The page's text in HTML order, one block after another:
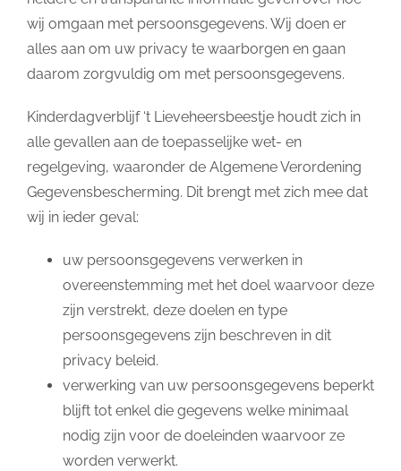
wij omgaan met persoonsgegevens. Wij doen er
alles aan om uw privacy te waarborgen en gaan
daarom zorgvuldig om met persoonsgegevens.
Kinderdagverblijf ‘t Lieveheersbeestje houdt zich in
alle gevallen aan de toepasselijke wet- en
regelgeving, waaronder de Algemene Verordening
Gegevensbescherming. Dit brengt met zich mee dat
wij in ieder geval:
uw persoonsgegevens verwerken in
overeenstemming met het doel waarvoor deze
zijn verstrekt, deze doelen en type
persoonsgegevens zijn beschreven in dit
privacy beleid.
verwerking van uw persoonsgegevens beperkt
blijft tot enkel die gegevens welke minimaal
nodig zijn voor de doeleinden waarvoor ze
worden verwerkt.